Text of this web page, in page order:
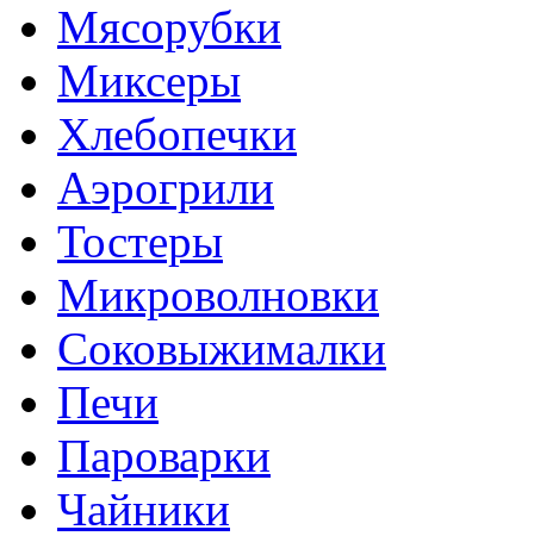
Мясорубки
Миксеры
Хлебопечки
Аэрогрили
Тостеры
Микроволновки
Соковыжималки
Печи
Пароварки
Чайники